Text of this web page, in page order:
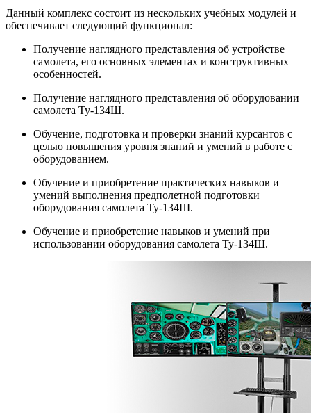
Данный комплекс состоит из нескольких учебных модулей и
обеспечивает следующий функционал:
Получение наглядного представления об устройстве
самолета, его основных элементах и конструктивных
особенностей.
Получение наглядного представления об оборудовании
самолета Ту-134Ш.
Обучение, подготовка и проверки знаний курсантов с
целью повышения уровня знаний и умений в работе с
оборудованием.
Обучение и приобретение практических навыков и
умений выполнения предполетной подготовки
оборудования самолета Ту-134Ш.
Обучение и приобретение навыков и умений при
использовании оборудования самолета Ту-134Ш.